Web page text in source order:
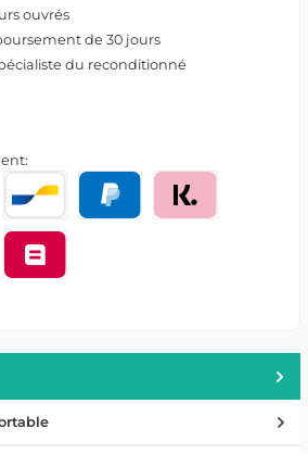
ouvrés
de 30 jours
du reconditionné